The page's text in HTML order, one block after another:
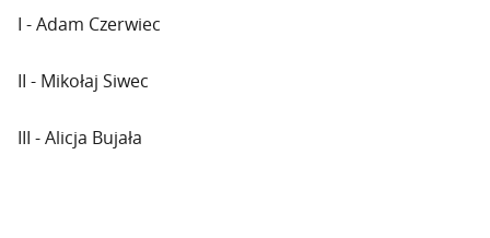
I - Adam Czerwiec
II - Mikołaj Siwec
III - Alicja Bujała